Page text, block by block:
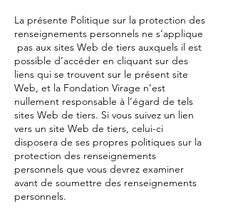
La présente Politique sur la protection des
renseignements personnels ne s’applique
pas aux sites Web de tiers auxquels il est
possible d’accéder en cliquant sur des
liens qui se trouvent sur le présent site
Web, et la Fondation Virage n’est
nullement responsable à l’égard de tels
sites Web de tiers. Si vous suivez un lien
vers un site Web de tiers, celui-ci
disposera de ses propres politiques sur la
protection des renseignements
personnels que vous devrez examiner
avant de soumettre des renseignements
personnels.